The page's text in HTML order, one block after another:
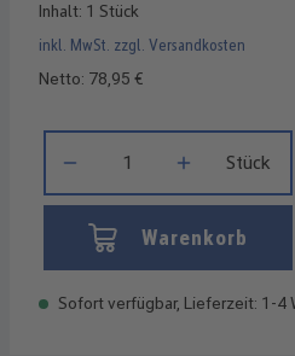
Inhalt: 1 Stück
inkl. MwSt. zzgl. Versandkosten
Netto: 78,95 €
Stück
Warenkorb
Sofort verfügbar, Lieferzeit: 1-4